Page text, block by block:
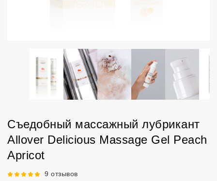
Съедобный массажный лубрикант
Allover Delicious Massage Gel Peach
Apricot
Рейтинг 5 из 5.9 отзывов